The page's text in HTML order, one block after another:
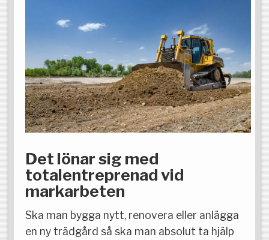
Det lönar sig med
totalentreprenad vid
markarbeten
Ska man bygga nytt, renovera eller anlägga
en ny trädgård så ska man absolut ta hjälp